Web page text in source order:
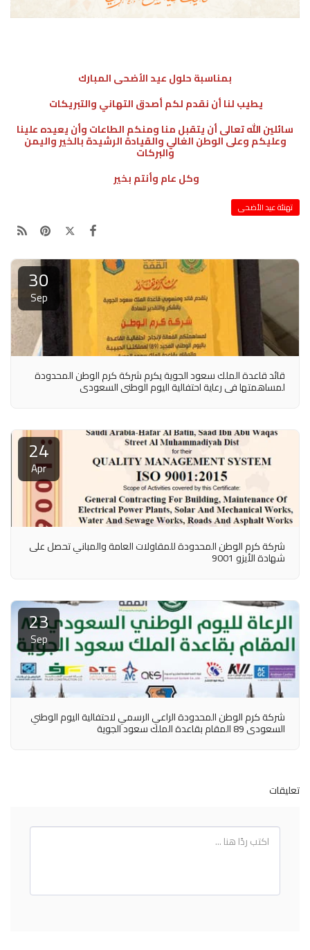
بمناسبة حلول عيد الأضحى المبارك
يطيب لنا أن نقدم لكم أصدق التهاني والتبريكات
سائلين الله تعالى أن يتقبل منا ومنكم الطاعات وأن يعيده علينا
وعليكم وعلى الوطن الغالي والقيادة الرشيدة بالخير واليمن
والبركات
وكل عام وأنتم بخير
تهنئة عيد الأضحى
30
Sep
قائد قاعدة الملك سعود الجوية يكرم شركة كرم الوطن المحدودة
لمساهمتها في رعاية احتفالية اليوم الوطني السعودي
24
Apr
شركة كرم الوطن المحدودة للمقاولات العامة والمباني تحصل على
شهادة الأيزو 9001
23
Sep
شركة كرم الوطن المحدودة الراعي الرسمي لاحتفالية اليوم الوطني
السعودي 89 المقام بقاعدة الملك سعود الجوية
تعليقات